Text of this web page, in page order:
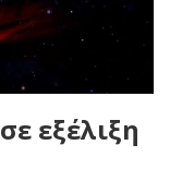
εξέλιξη